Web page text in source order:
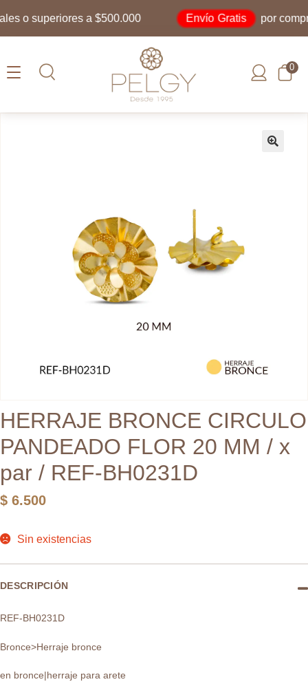
o superiores a $500.000 Envío Gratis por
0
HERRAJE BRONCE CIRCULO
PANDEADO FLOR 20 MM / x
par / REF-BH0231D
$ 6.500
Sin existencias
DESCRIPCIÓN
REF-BH0231D
Bronce>Herraje bronce
en bronce|herraje para arete